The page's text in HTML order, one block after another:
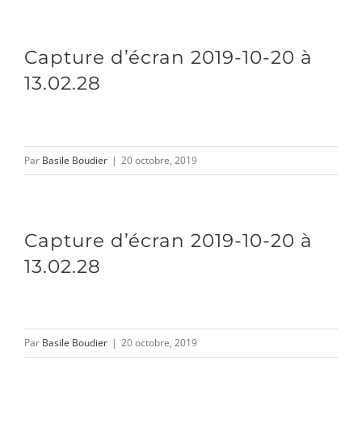
contenu
Toggle
VENIR
NOUS SUIVRE
Capture d’écran 2019-10-20 à
13.02.28
Par Basile Boudier | 20 octobre, 2019
Capture d’écran 2019-10-20 à
13.02.28
Par Basile Boudier | 20 octobre, 2019